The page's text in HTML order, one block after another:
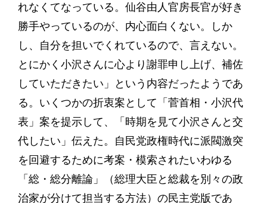
れなくてなっている。仙谷由人官房長官が好き
勝手やっているのが、内心面白くない。しか
し、自分を担いでくれているので、言えない。
とにかく小沢さんに心より謝罪申し上げ、補佐
していただきたい」という内容だったようであ
る。いくつかの折衷案として「菅首相・小沢代
表」案を提示して、「時期を見て小沢さんと交
代したい」伝えた。自民党政権時代に派閥激突
を回避するために考案・模索されたいわゆる
「総・総分離論」（総理大臣と総裁を別々の政
治家が分けて担当する方法）の民主党版であ